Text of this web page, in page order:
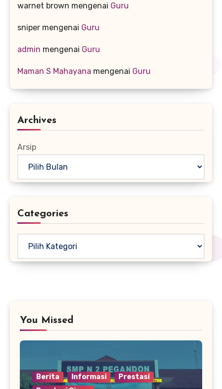
warnet brown mengenai Guru
sniper mengenai Guru
admin mengenai Guru
Maman S Mahayana mengenai Guru
Archives
Arsip
Categories
You Missed
Berita Informasi
Prestasi